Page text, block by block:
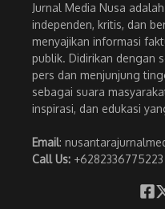
Jurnal Media Nusa
independen, kritis, dan
menyajikan informasi
publik. Didirikan dengan
pers dan menjunjung
sebagai suara
inspirasi, dan edukasi
Email:
Call Us: +6282336775223